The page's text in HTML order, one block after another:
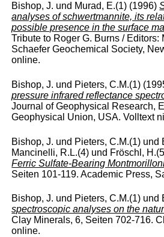
Bishop, J. und Murad, E.(1) (1996)
analyses of schwertmannite, its
possible presence in the surface
Tribute to Roger G. Burns / Editors:
Schaefer Geochemical Society,
online.
Bishop, J. und Pieters, C.M.(1)
pressure infrared reflectance
Journal of Geophysical Research,
Geophysical Union, USA. Volltext
Bishop, J. und Pieters, C.M.(1) und
Mancinelli, R.L.(4) und Fröschl,
Ferric Sulfate-Bearing
Seiten 101-119. Academic Press,
Bishop, J. und Pieters, C.M.(1) und
spectroscopic analyses on the
Clay Minerals, 6, Seiten 702-716.
online.